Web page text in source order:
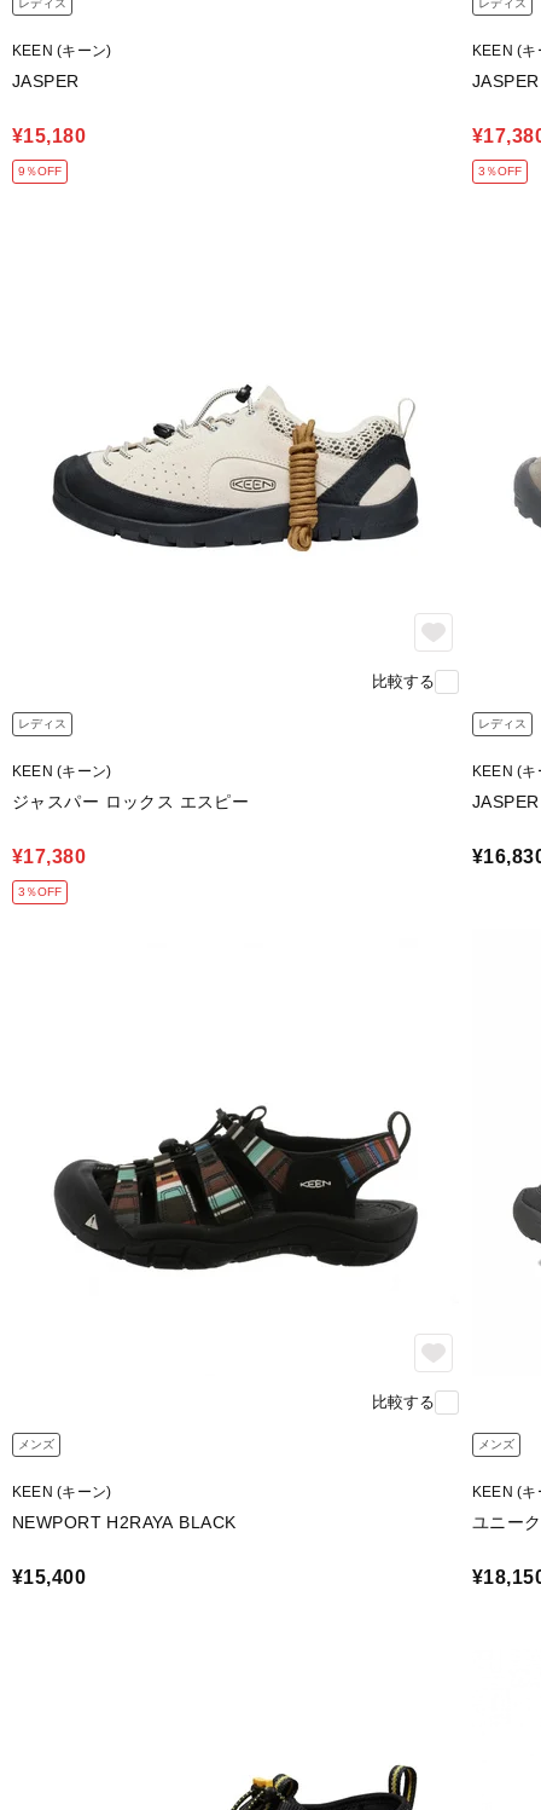
レディス
KEEN (キーン)
JASPER
¥15,180
9％OFF
レディス
KEEN (キ
3％OFF
比較する
レディス
KEEN (キーン)
ジャスパー ロックス エスピー
¥17,380
3％OFF
レディス
KEEN (キ
比較する
メンズ
KEEN (キーン)
NEWPORT H2RAYA BLACK
¥15,400
メンズ
KEEN (キ
ユニー